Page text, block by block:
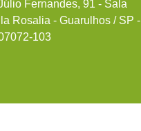
Fernandes, 91 - Sala
Rosalia - Guarulhos / SP -
103